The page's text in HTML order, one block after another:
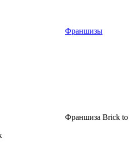
Франшизы
Франшиза Brick to